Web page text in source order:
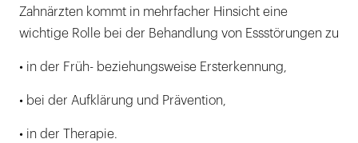
Zahnärzten kommt in mehrfacher Hinsicht eine
wichtige Rolle bei der Behandlung von Essstörungen zu
• in der Früh- beziehungsweise Ersterkennung,
• bei der Aufklärung und Prävention,
• in der Therapie.